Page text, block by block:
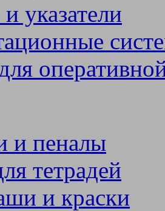
указатели
и пеналы
тетрадей
и краски